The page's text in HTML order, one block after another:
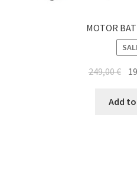
MOTOR
249,00€
Add